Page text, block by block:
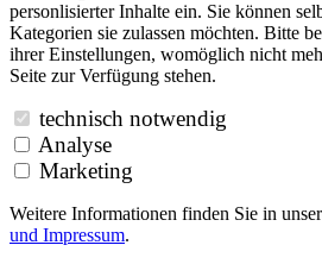
personlisierter Inhalte ein. Sie können
Kategorien sie zulassen möchten. Bitte
ihrer Einstellungen, womöglich nicht
Seite zur Verfügung stehen.
technisch notwendig
Analyse
Marketing
Weitere Informationen finden Sie in
und Impressum.